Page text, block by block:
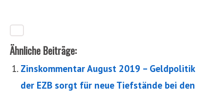
Ähnliche Beiträge:
Zinskommentar August 2019 – Geldpolitik
der EZB sorgt für neue Tiefstände bei den